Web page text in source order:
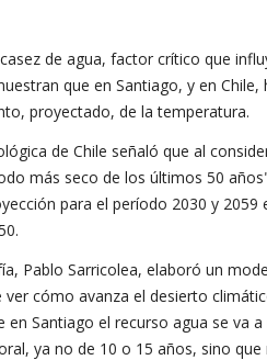
de agua, factor crítico que
que en Santiago, y en
proyectado, de la temperatura.
de Chile señaló que al
más seco de los últimos 50
para el período 2030 y
Pablo Sarricolea, elaboró un
cómo avanza el desierto
Santiago el recurso agua se va
ya no de 10 o 15 años, sino